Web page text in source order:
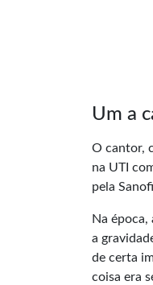
Um a
O cantor,
na UTI
pela
Na
a
de certa
coisa era